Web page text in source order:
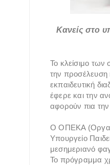
Κανείς στο
Το κλείσιμο
την προσέλευση
εκπαιδευτική
έφερε και την
αφορούν πια
Ο ΟΠΕΚΑ
Υπουργείο
μεσημεριανό
Το πρόγραμμα